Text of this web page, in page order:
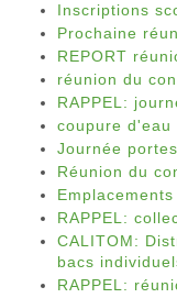
Inscriptions
Prochaine
REPORT
réunion du
RAPPEL:
coupure d'eau
Journée
Réunion du
RAPPEL:
CALITOM:
bacs
RAPPEL: